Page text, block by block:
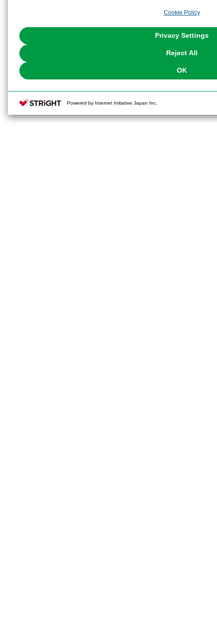
the use of all Cookies except for Strictly Necessary Cookies, please
Cookie Policy
Privacy Settings
Reject All
OK
Powered by Internet Initiative Japan Inc.